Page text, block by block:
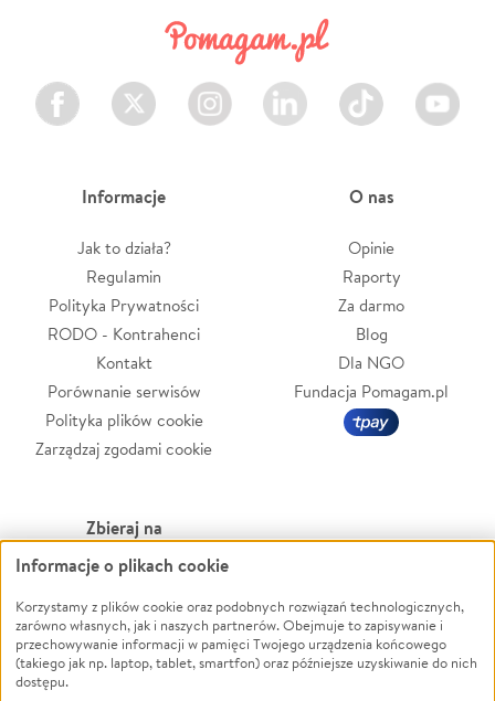
Facebook Twitter Instagram LinkedIn TikTok Youtube
Informacje
Jak to działa?
Regulamin
Polityka Prywatności
RODO - Kontrahenci
Kontakt
Porównanie serwisów
Polityka plików cookie
Zarządzaj zgodami cookie
O nas
Opinie
Raporty
Za darmo
Blog
Dla NGO
Fundacja Pomagam.pl
Zbieraj na
Leczenie
Zwierzęta
Pożar
Ukraina
Powódź
Wichura
NGO
Informacje o plikach cookie
Korzystamy z plików cookie oraz podobnych rozwiązań technologicznych,
zarówno własnych, jak i naszych partnerów. Obejmuje to zapisywanie i
przechowywanie informacji w pamięci Twojego urządzenia końcowego
(takiego jak np. laptop, tablet, smartfon) oraz późniejsze uzyskiwanie do nich
dostępu.